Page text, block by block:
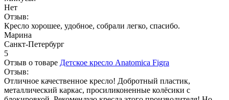
Нет
Отзыв:
Кресло хорошее, удобное, собрали легко, спасибо.
Марина
Санкт-Петербург
5
Отзыв о товаре Детское кресло Anatomica Figra
Отзыв:
Отличное качественное кресло! Добротный пластик,
металлический каркас, просиликоненные колёсики с